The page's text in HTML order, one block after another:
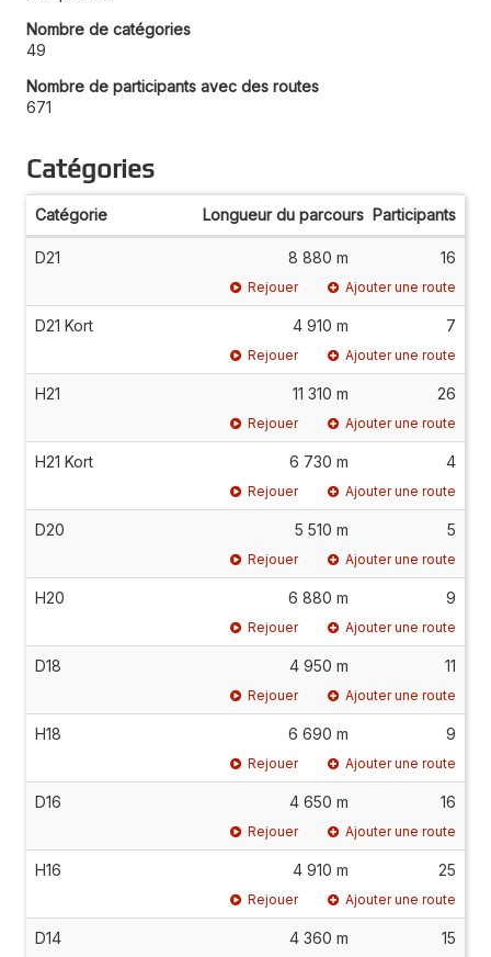
Nombre de catégories
49
Nombre de participants avec des routes
671
Catégories
Catégorie Longueur du parcours Participants
D21 8 880 m 16
Rejouer Ajouter une route
D21 Kort 4 910 m 7
Rejouer Ajouter une route
H21 11 310 m 26
Rejouer Ajouter une route
H21 Kort 6 730 m 4
Rejouer Ajouter une route
D20 5 510 m 5
Rejouer Ajouter une route
H20 6 880 m 9
Rejouer Ajouter une route
D18 4 950 m 11
Rejouer Ajouter une route
H18 6 690 m 9
Rejouer Ajouter une route
D16 4 650 m 16
Rejouer Ajouter une route
H16 4 910 m 25
Rejouer Ajouter une route
D14 4 360 m 15